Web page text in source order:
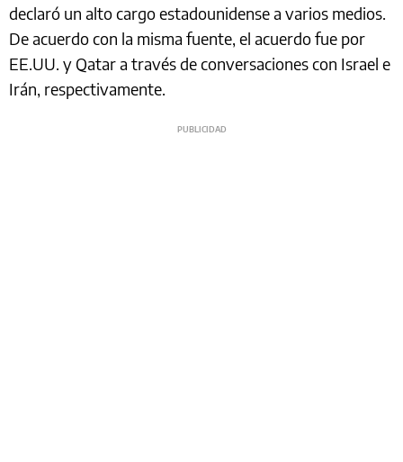
declaró un alto cargo estadounidense a varios medios.
De acuerdo con la misma fuente, el acuerdo fue por
EE.UU. y Qatar a través de conversaciones con Israel e
Irán, respectivamente.